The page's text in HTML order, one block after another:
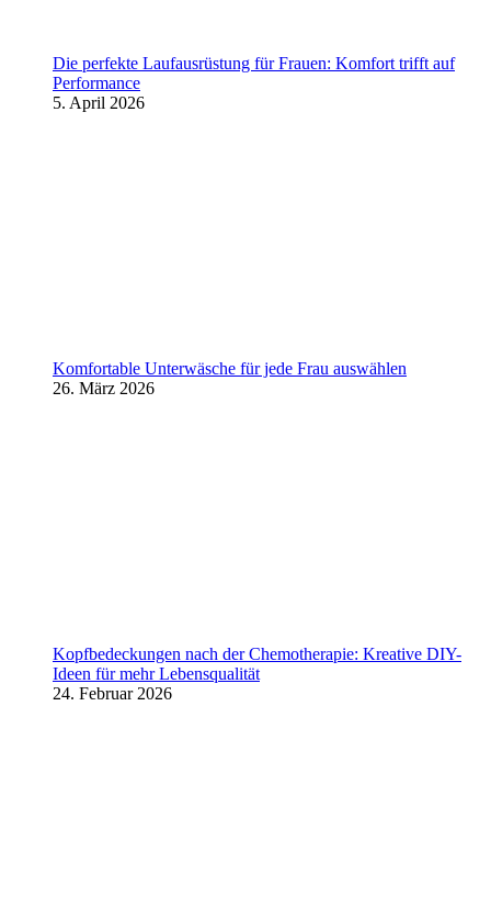
Die perfekte Laufausrüstung für Frauen: Komfort trifft auf
Performance
5. April 2026
Komfortable Unterwäsche für jede Frau auswählen
26. März 2026
Kopfbedeckungen nach der Chemotherapie: Kreative DIY-
Ideen für mehr Lebensqualität
24. Februar 2026